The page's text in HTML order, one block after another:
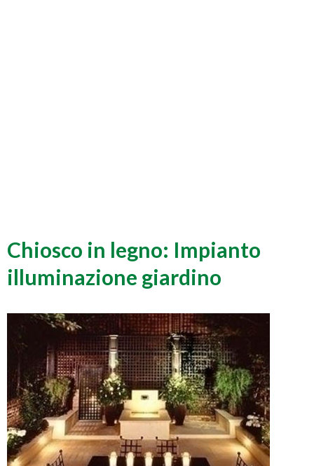
Chiosco in legno: Impianto
illuminazione giardino